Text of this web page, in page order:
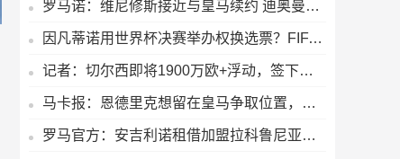
罗马诺：维尼修斯接近与皇马续约 迪奥曼德官宣很快到来
因凡蒂诺用世界杯决赛举办权换选票？FIFA声明：相关说法均是假的
记者：切尔西即将1900万欧+浮动，签下巴列卡诺左后卫查瓦里亚
马卡报：恩德里克想留在皇马争取位置，但几乎所有因素都对他不利
罗马官方：安吉利诺租借加盟拉科鲁尼亚，后者拥有选择买断条款